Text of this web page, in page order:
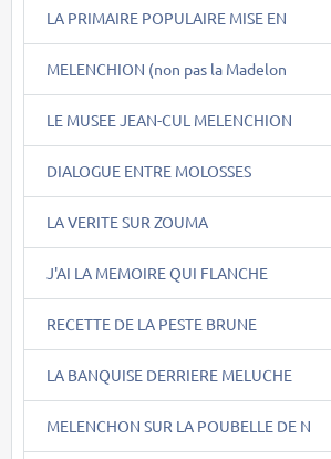
LA PRIMAIRE POPULAIRE MISE EN
MELENCHION (non pas la Madelon
LE MUSEE JEAN-CUL MELENCHION
DIALOGUE ENTRE MOLOSSES
LA VERITE SUR ZOUMA
J'AI LA MEMOIRE QUI FLANCHE
RECETTE DE LA PESTE BRUNE
LA BANQUISE DERRIERE MELUCHE
MELENCHON SUR LA POUBELLE DE N